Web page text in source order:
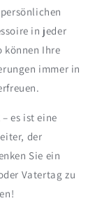
in jeder
können Ihre
immer in
es ist eine
der
Sie ein
Vatertag zu